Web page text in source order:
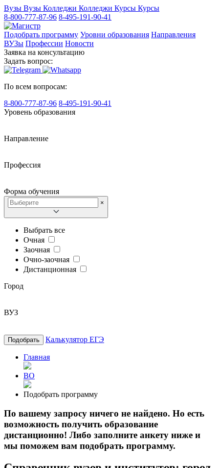
Вузы Вузы Колледжи Колледжи Курсы Курсы
8-800-777-87-96 8-495-191-90-41
Подобрать программу Уровни образования Направления
ВУЗы Профессии Новости
Заявка на консультацию
Задать вопрос:
По всем вопросам:
8-800-777-87-96 8-495-191-90-41
Уровень образования
Направление
Профессия
Форма обучения
×
Выбрать все
Очная
Заочная
Очно-заочная
Дистанционная
Город
ВУЗ
Подобрать Калькулятор ЕГЭ
Главная
ВО
Подобрать программу
По вашему запросу ничего не найдено. Но есть
возможность получить образование
дистанционно! Либо заполните анкету ниже и
мы поможем вам подобрать программу.